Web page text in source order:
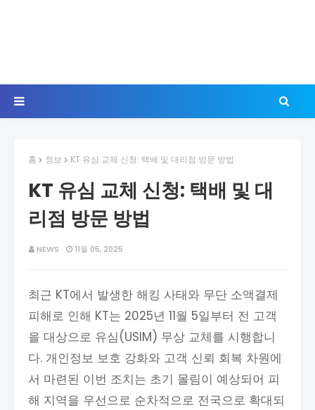
홈 정보 KT 유심 교체 신청: 택배 및 대리점 방문 방법
KT 유심 교체 신청: 택배 및 대
리점 방문 방법
NEWS 11월 05, 2025
최근 KT에서 발생한 해킹 사태와 무단 소액결제
피해로 인해 KT는 2025년 11월 5일부터 전 고객
을 대상으로 유심(USIM) 무상 교체를 시행합니
다. 개인정보 보호 강화와 고객 신뢰 회복 차원에
서 마련된 이번 조치는 초기 몰림이 예상되어 피
해 지역을 우선으로 순차적으로 전국으로 확대되